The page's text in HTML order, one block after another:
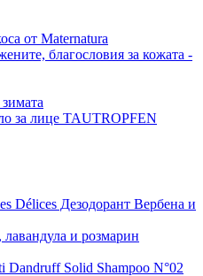
от Maternatura
благословия за кожата -
за лице TAUTROPFEN
Délices Дезодорант Вербена и
и розмарин
Solid Shampoo N°02